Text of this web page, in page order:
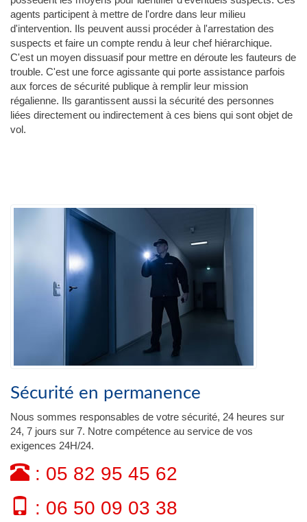
agents participent à mettre de l'ordre dans leur milieu
d'intervention. Ils peuvent aussi procéder à l'arrestation des
suspects et faire un compte rendu à leur chef hiérarchique.
C'est un moyen dissuasif pour mettre en déroute les fauteurs de
trouble. C'est une force agissante qui porte assistance parfois
aux forces de sécurité publique à remplir leur mission
régalienne. Ils garantissent aussi la sécurité des personnes
liées directement ou indirectement à ces biens qui sont objet de
vol.
Sécurité en permanence
Nous sommes responsables de votre sécurité, 24 heures sur
24, 7 jours sur 7. Notre compétence au service de vos
exigences 24H/24.
: 05 82 95 45 62
: 06 50 09 03 38